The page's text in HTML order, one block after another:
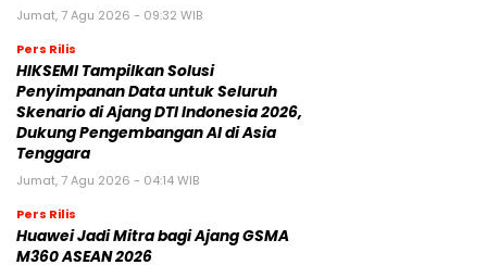
Jumat, 7 Agu 2026 - 09:32 WIB
Pers Rilis
HIKSEMI Tampilkan Solusi
Penyimpanan Data untuk Seluruh
Skenario di Ajang DTI Indonesia 2026,
Dukung Pengembangan AI di Asia
Tenggara
Jumat, 7 Agu 2026 - 04:14 WIB
Pers Rilis
Huawei Jadi Mitra bagi Ajang GSMA
M360 ASEAN 2026